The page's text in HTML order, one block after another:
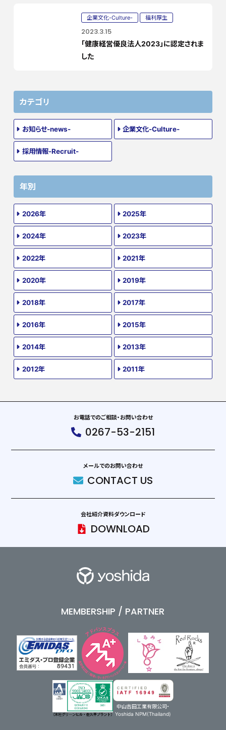
企業文化-Culture- 福利厚生
2023.3.15
「健康経営優良法人2023」に認定されま
した
カテゴリ
お知らせ-news- 企業文化-Culture-
採用情報-Recruit-
年別
2026年 2025年
2024年 2023年
2022年 2021年
2020年 2019年
2018年 2017年
2016年 2015年
2014年 2013年
2012年 2011年
お電話でのご相談・お問い合わせ
0267-53-2151
メールでのお問い合わせ
CONTACT US
会社紹介資料ダウンロード
DOWNLOAD
MEMBERSHIP / PARTNER
中山吉田工業有限公司・
Yoshida NPM(Thailand)